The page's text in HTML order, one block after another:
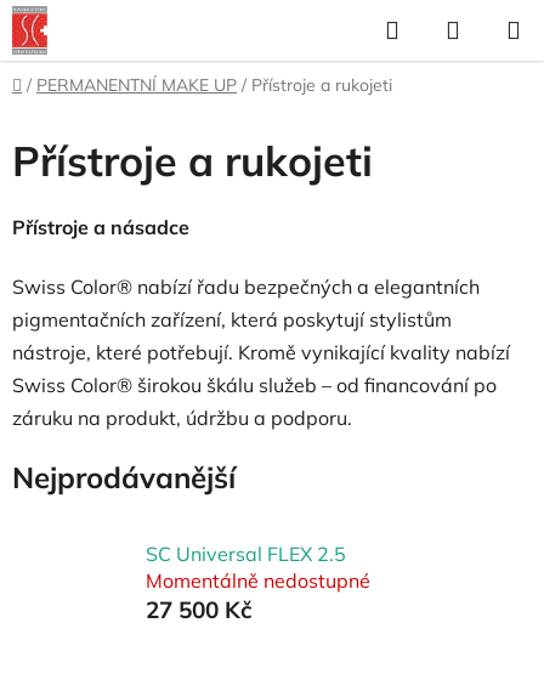
Přejít
na
obsah
Hledat
KOŠÍK
Domů
/ PERMANENTNÍ MAKE UP / Přístroje a rukojeti
Přístroje a rukojeti
Přístroje a násadce
Swiss Color® nabízí řadu bezpečných a elegantních
pigmentačních zařízení, která poskytují stylistům
nástroje, které potřebují. Kromě vynikající kvality nabízí
Swiss Color® širokou škálu služeb – od financování po
záruku na produkt, údržbu a podporu.
Nejprodávanější
SC Universal FLEX 2.5
Momentálně nedostupné
27 500 Kč